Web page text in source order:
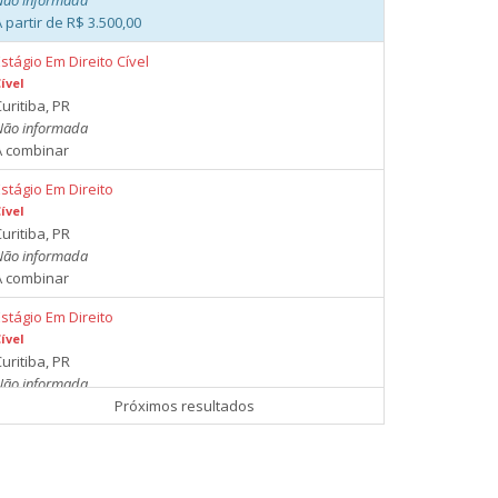
partir de R$ 3.500,00
Em Direito Cível
PR
informada
combinar
Em Direito
PR
informada
combinar
Em Direito
PR
informada
Próximos resultados